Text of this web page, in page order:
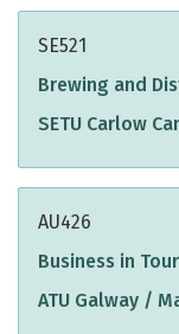
SE521
Brewing and
SETU Carlow
AU426
Business in
ATU Galway /